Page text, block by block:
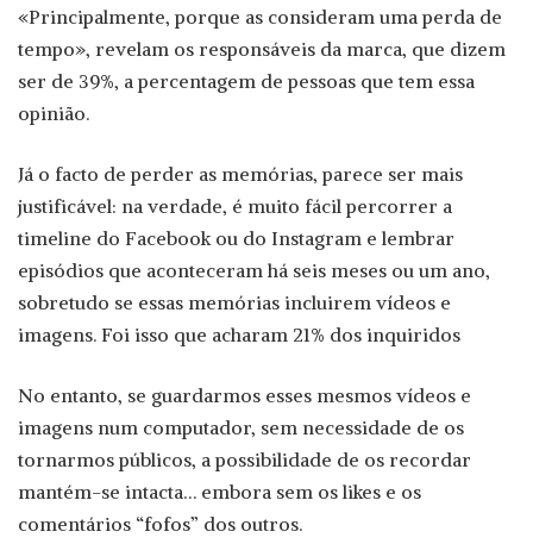
«Principalmente, porque as consideram uma perda de
tempo», revelam os responsáveis da marca, que dizem
ser de 39%, a percentagem de pessoas que tem essa
opinião.
Já o facto de perder as memórias, parece ser mais
justificável: na verdade, é muito fácil percorrer a
timeline do Facebook ou do Instagram e lembrar
episódios que aconteceram há seis meses ou um ano,
sobretudo se essas memórias incluirem vídeos e
imagens. Foi isso que acharam 21% dos inquiridos
No entanto, se guardarmos esses mesmos vídeos e
imagens num computador, sem necessidade de os
tornarmos públicos, a possibilidade de os recordar
mantém-se intacta… embora sem os likes e os
comentários “fofos” dos outros.